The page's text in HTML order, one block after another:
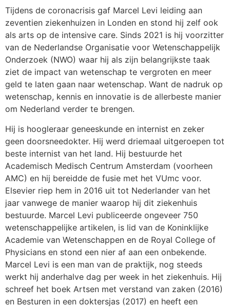
Tijdens de coronacrisis gaf Marcel Levi leiding aan
zeventien ziekenhuizen in Londen en stond hij zelf ook
als arts op de intensive care. Sinds 2021 is hij voorzitter
van de Nederlandse Organisatie voor Wetenschappelijk
Onderzoek (NWO) waar hij als zijn belangrijkste taak
ziet de impact van wetenschap te vergroten en meer
geld te laten gaan naar wetenschap. Want de nadruk op
wetenschap, kennis en innovatie is de allerbeste manier
om Nederland verder te brengen.
Hij is hoogleraar geneeskunde en internist en zeker
geen doorsneedokter. Hij werd driemaal uitgeroepen tot
beste internist van het land. Hij bestuurde het
Academisch Medisch Centrum Amsterdam (voorheen
AMC) en hij bereidde de fusie met het VUmc voor.
Elsevier riep hem in 2016 uit tot Nederlander van het
jaar vanwege de manier waarop hij dit ziekenhuis
bestuurde. Marcel Levi publiceerde ongeveer 750
wetenschappelijke artikelen, is lid van de Koninklijke
Academie van Wetenschappen en de Royal College of
Physicians en stond een nier af aan een onbekende.
Marcel Levi is een man van de praktijk, nog steeds
werkt hij anderhalve dag per week in het ziekenhuis. Hij
schreef het boek Artsen met verstand van zaken (2016)
en Besturen in een doktersjas (2017) en heeft een